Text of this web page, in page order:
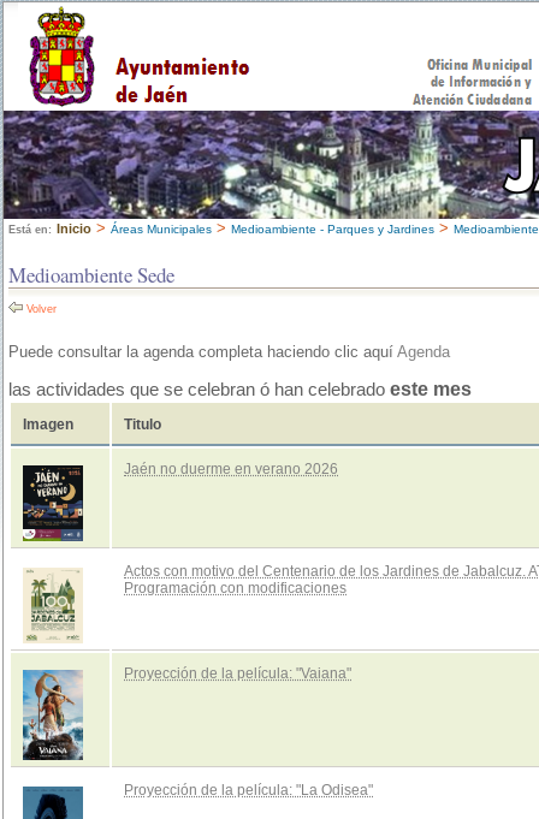
Está en: Inicio > Áreas Municipales > Medioambiente - Parques y Jardines >
Medioambiente Sede
Volver
Puede consultar la agenda completa haciendo clic aquí Agenda
las actividades que se celebran ó han celebrado este mes
Imagen Titulo
Jaén no duerme en verano 2026
Actos con motivo del Centenario de los Jardines de Jabalcuz.
Programación con modificaciones
Proyección de la película: "Vaiana"
Proyección de la película: "La Odisea"